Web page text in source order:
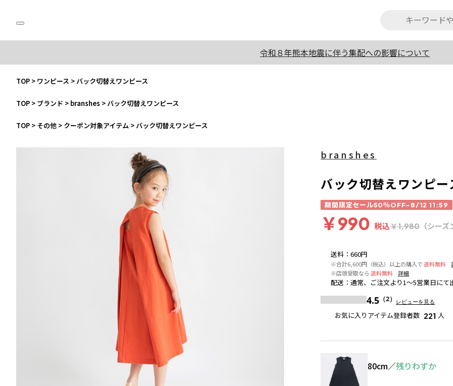
令和８年熊本地震に伴う集配への影響について
TOP > ワンピース >バック切替えワンピース
TOP > ブランド > branshes >バック切替えワンピース
TOP > その他 > クーポン対象アイテム >バック切替えワンピース
送料 ：660円
※合計6,600円（税込）以上の購入で 送料無料
※店頭受取なら 送料無料 詳細
配送 ：通常、ご注文より1～5営業日にて
4.5 （2） レビューを見る
お気に入りアイテム登録者数 221 人
branshes
バック切替えワンピー
期間限定セール50％OFF~8/12 11:59
￥990 税込￥1,980 （シー
80cm／残りわずか